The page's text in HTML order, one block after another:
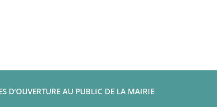
D’OUVERTURE AU PUBLIC DE LA MAIRIE